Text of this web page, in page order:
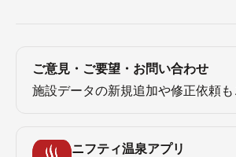
ご意見・ご要望・お問い合わせ
施設データの新規追加や修正依頼も
ニフティ温泉アプリ